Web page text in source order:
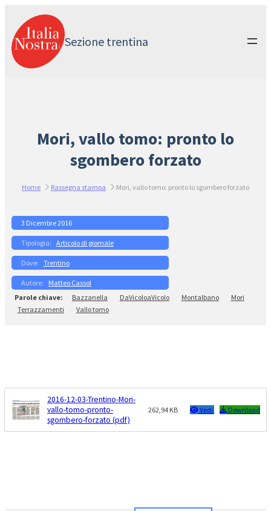
contenuto
Sezione trentina
Mori, vallo tomo: pronto lo
sgombero forzato
Home Rassegna stampa Mori, vallo tomo: pronto lo sgombero forzato
3 Dicembre 2016
Articolo di giornale
Trentino
Matteo Cassol
Bazzanella
DaVicoloaVicolo Montalbano
Mori
Terrazzamenti
Vallo tomo
2016-12-03-Trentino-Mori-
vallo-tomo-pronto-
sgombero-forzato (pdf)
262,94 KB Vedi Download